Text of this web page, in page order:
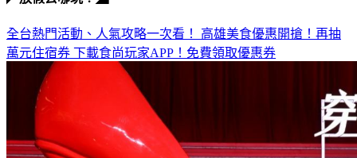
全台熱門活動、人氣攻略一次看！高雄美食優惠開搶！再抽
萬元住宿券
下載食尚玩家APP！免費領取優惠券